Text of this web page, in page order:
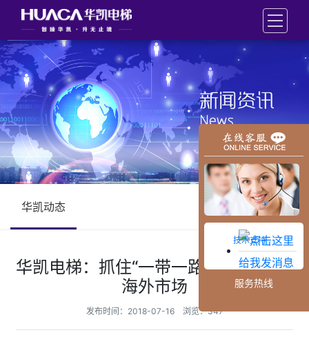
华凯动态
华凯电梯：抓住“一带一路”机遇，布局
海外市场
发布时间：2018-07-16 浏览：347
技术支持
服务热线